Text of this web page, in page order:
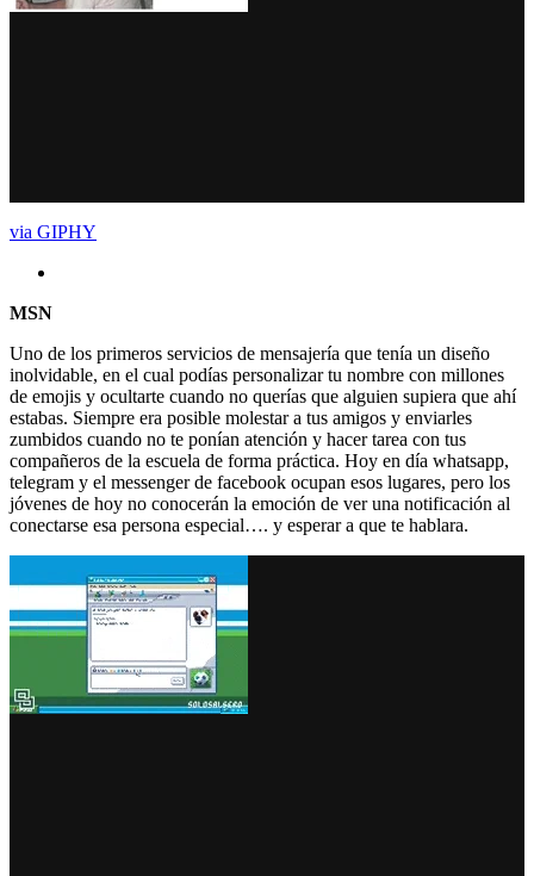
via GIPHY
MSN
Uno de los primeros servicios de mensajería que tenía un diseño
inolvidable, en el cual podías personalizar tu nombre con millones
de emojis y ocultarte cuando no querías que alguien supiera que ahí
estabas. Siempre era posible molestar a tus amigos y enviarles
zumbidos cuando no te ponían atención y hacer tarea con tus
compañeros de la escuela de forma práctica. Hoy en día whatsapp,
telegram y el messenger de facebook ocupan esos lugares, pero los
jóvenes de hoy no conocerán la emoción de ver una notificación al
conectarse esa persona especial…. y esperar a que te hablara.